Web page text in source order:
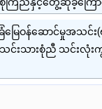
ြံမြေဝန်ဆောင်မှုအသင်
းသားစုံညီ သင်းလုံး